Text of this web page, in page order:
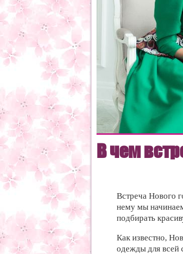
В чем
Встреча Нового
нему мы
подбирать
Как известно,
одежды для всей